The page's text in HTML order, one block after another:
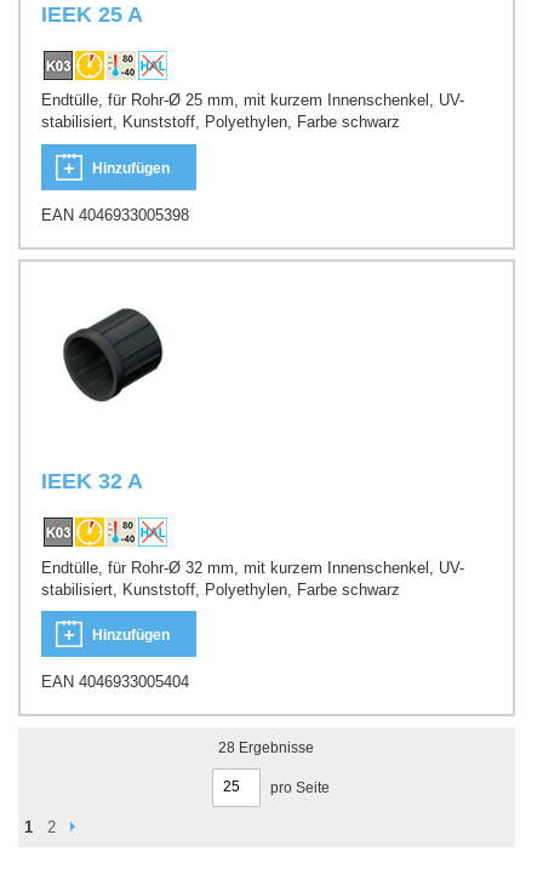
IEEK 25 A
Endtülle, für Rohr-Ø 25 mm, mit kurzem Innenschenkel, UV-
stabilisiert, Kunststoff, Polyethylen, Farbe schwarz
Hinzufügen
EAN 4046933005398
IEEK 32 A
Endtülle, für Rohr-Ø 32 mm, mit kurzem Innenschenkel, UV-
stabilisiert, Kunststoff, Polyethylen, Farbe schwarz
Hinzufügen
EAN 4046933005404
28 Ergebnisse
pro Seite
You're currently reading page
1 Seite
2 Seite
Weiter